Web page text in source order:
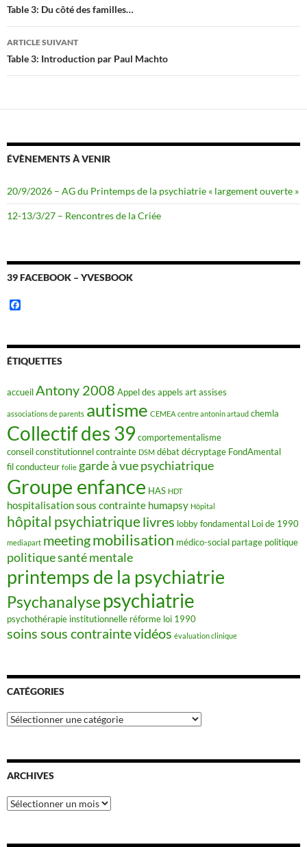
des
articles
Table 3: Du côté des familles…
ARTICLE SUIVANT
Table 3: Introduction par Paul Machto
ÉVÈNEMENTS À VENIR
20/9/2026 – AG du Printemps de la psychiatrie « largement ouverte »
12-13/3/27 – Rencontres de la Criée
39 FACEBOOK – YVESBOOK
b
o
o
ÉTIQUETTES
accueilAntony 2008 Appel des appels artassises
associations de parents autisme CEMEA centre antonin artaud chemla
Collectif des 39 comportementalisme
conseil constitutionnelcontrainte DSM débatdécryptage FondAmental
fil conducteur folie garde à vue psychiatrique
Groupe enfance HAS HDT
hospitalisation sous contrainte humapsy Hôpital
hôpital psychiatriquelivres lobby fondamental Loi de 1990
mediapart meetingmobilisation médico-social partage politique
politique santé mentale
printemps de la psychiatrie
Psychanalyse psychiatrie
psychothérapie institutionnelle réforme loi 1990
soins sous contraintevidéos évaluation clinique
CATÉGORIES
Catégories
ARCHIVES
Archives